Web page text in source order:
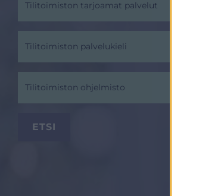
Tilitoimiston tarjoamat palvelut
Tilitoimiston palvelukieli
Tilitoimiston ohjelmisto